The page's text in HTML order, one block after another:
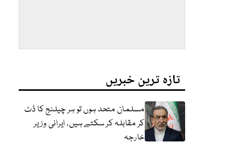
تازہ ترین خبریں
مسلمان متحد ہوں تو ہر چیلنج کا ڈٹ
کر مقابلہ کر سکتے ہیں، ایرانی وزیر
خارجہ